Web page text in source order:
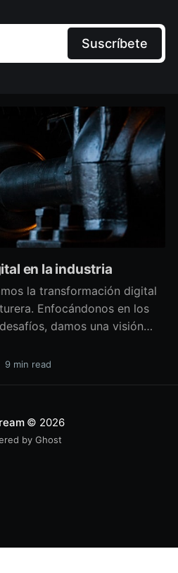
Suscríbete
en la industria
la transformación digital
Enfocándonos en los
damos una visión
puede cambiar el
9 min read
© 2026
by Ghost